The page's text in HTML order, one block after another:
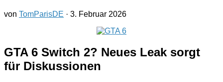
von TomParisDE · 3. Februar 2026
GTA 6 Switch 2? Neues Leak sorgt
für Diskussionen